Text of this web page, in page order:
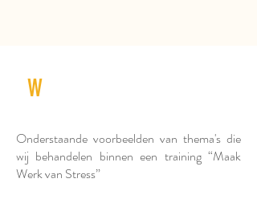
W
Onderstaande voorbeelden van thema's die
wij behandelen binnen een training “Maak
Werk van Stress”